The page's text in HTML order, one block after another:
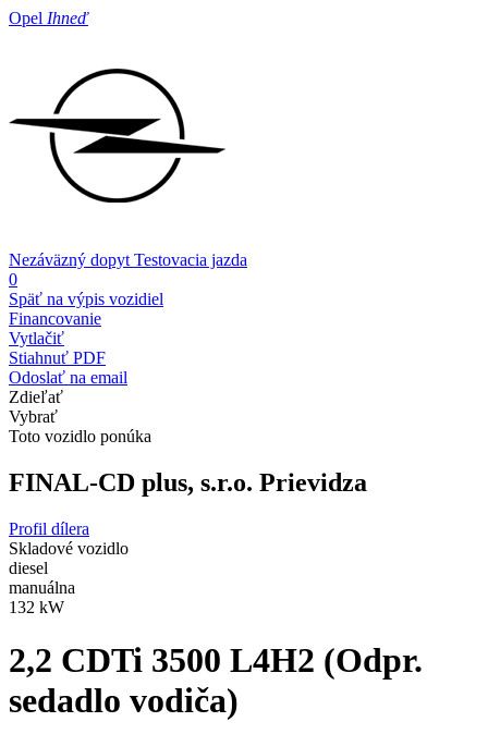
Opel Ihneď
Nezáväzný dopyt Testovacia jazda
0
Späť na výpis vozidiel
Financovanie
Vytlačiť
Stiahnuť PDF
Odoslať na email
Zdieľať
Vybrať
Toto vozidlo ponúka
FINAL-CD plus, s.r.o. Prievidza
Profil dílera
Skladové vozidlo
diesel
manuálna
132 kW
2,2 CDTi 3500 L4H2 (Odpr.
sedadlo vodiča)